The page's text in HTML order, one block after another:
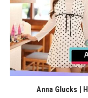
Anna Glucks |